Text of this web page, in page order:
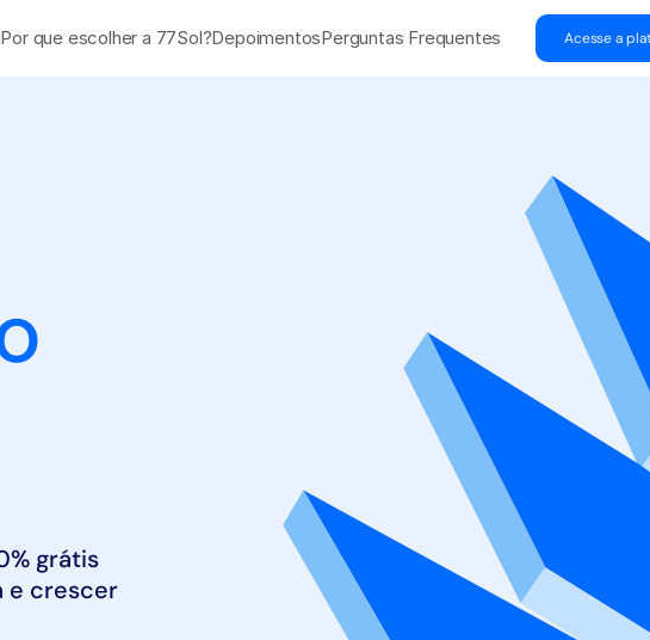
Por que escolher a 77Sol?DepoimentosPerguntas Frequentes Acesse a
grátis
e crescer
Cadastre-se hoje e ganhe
na sua primeira
Cadastre-se agora